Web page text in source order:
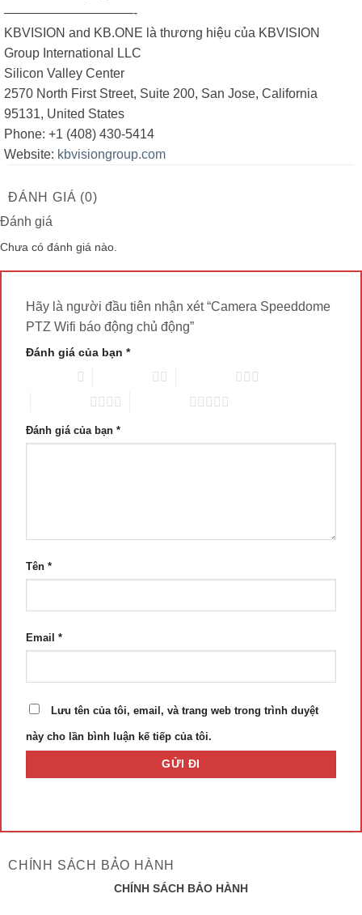
——————————-
KBVISION and KB.ONE là thương hiệu của KBVISION
Group International LLC
Silicon Valley Center
2570 North First Street, Suite 200, San Jose, California
95131, United States
Phone: +1 (408) 430-5414
Website: kbvisiongroup.com
ĐÁNH GIÁ (0)
Đánh giá
Chưa có đánh giá nào.
Hãy là người đầu tiên nhận xét “Camera Speeddome
PTZ Wifi báo động chủ động”
Đánh giá của bạn *
Đánh giá của bạn *
Tên *
Email *
Lưu tên của tôi, email, và trang web trong trình duyệt
này cho lần bình luận kế tiếp của tôi.
CHÍNH SÁCH BẢO HÀNH
CHÍNH SÁCH BẢO HÀNH